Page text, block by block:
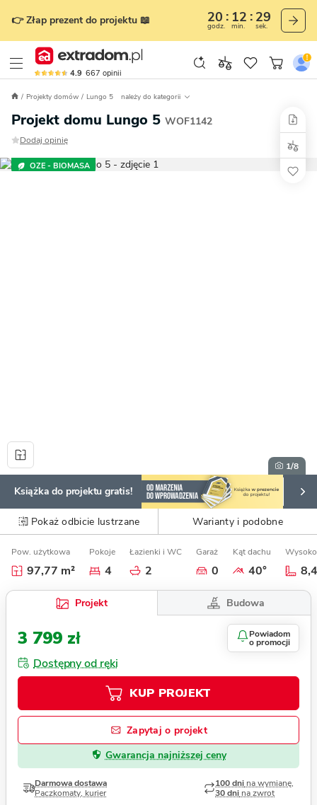
👉 Złap prezent do projektu 📖 20
godz.
12
min.
28
sek.
4.9 667 opinii
Projekty domów Lungo 5 należy do kategorii
Projekt domu Lungo 5 WOF1142
Dodaj opinię
OZE - BIOMASA
1/8
Książka do projektu gratis!
Pokaż odbicie lustrzane Warianty i podobne
Pow. użytkowa
97,77 m²
Pokoje
4
Łazienki i WC
2
Garaż
0
Kąt dachu
40°
Projekt Budowa
3 799 zł Powiadom
o promocji
Dostępny od ręki
KUP PROJEKT
Zapytaj o projekt
Gwarancja najniższej ceny
Darmowa dostawa
Paczkomaty, kurier
100 dni na wymianę,
30 dni na zwrot